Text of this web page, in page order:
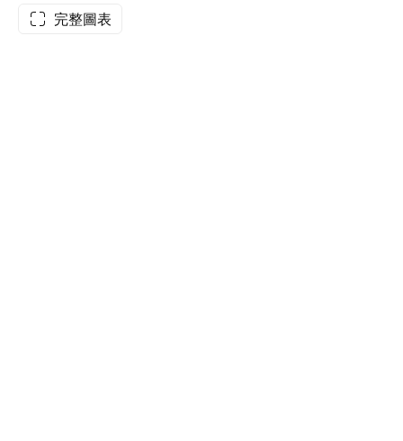
完整圖表